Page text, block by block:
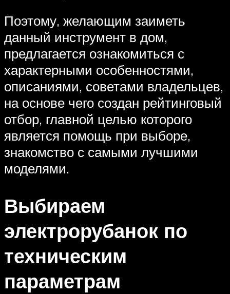
Поэтому, желающим заиметь
данный инструмент в дом,
предлагается ознакомиться с
характерными особенностями,
описаниями, советами владельцев,
на основе чего создан рейтинговый
отбор, главной целью которого
является помощь при выборе,
знакомство с самыми лучшими
моделями.
Выбираем
электрорубанок по
техническим
параметрам